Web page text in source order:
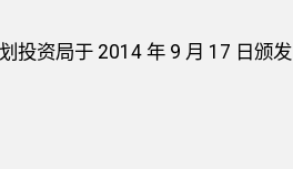
投资局于 2014 年 9 月 17 日颁发